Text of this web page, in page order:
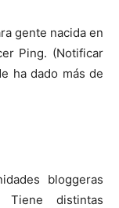
gente nacida en
Ping. (Notificar
ha dado más de
bloggeras
distintas